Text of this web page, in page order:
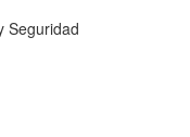
Seguridad